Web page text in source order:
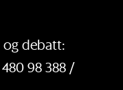
debatt:
98 388 /